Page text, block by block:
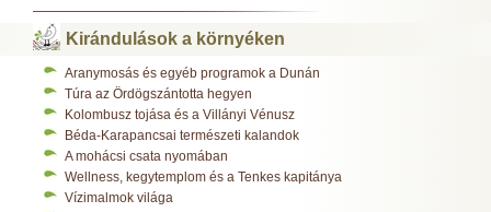
Kirándulások a környéken
Aranymosás és egyéb programok a Dunán
Túra az Ördögszántotta hegyen
Kolombusz tojása és a Villányi Vénusz
Béda-Karapancsai természeti kalandok
A mohácsi csata nyomában
Wellness, kegytemplom és a Tenkes kapitánya
Vízimalmok világa